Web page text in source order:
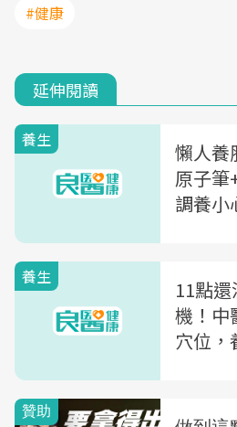
#健康
延伸閱讀
養生
懶人養
原子筆
調養小
養生
11點
機！中
穴位，